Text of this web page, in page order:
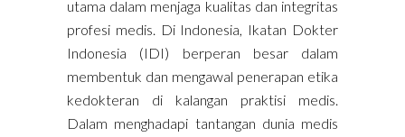
utama dalam menjaga kualitas dan integritas
profesi medis. Di Indonesia, Ikatan Dokter
Indonesia (IDI) berperan besar dalam
membentuk dan mengawal penerapan etika
kedokteran di kalangan praktisi medis.
Dalam menghadapi tantangan dunia medis